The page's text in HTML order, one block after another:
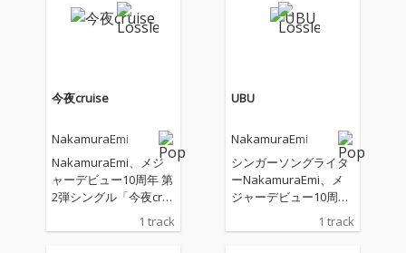
今夜cruise
NakamuraEmi
NakamuraEmi、メジ
ャーデビュー10周年 第
2弾シングル「今夜crui
1 track
UBU
NakamuraEmi
シンガーソングライタ
ーNakamuraEmi、メ
ジャーデビュー10周年
の1月20日（火）に新
曲「UBU」リリース
1 track